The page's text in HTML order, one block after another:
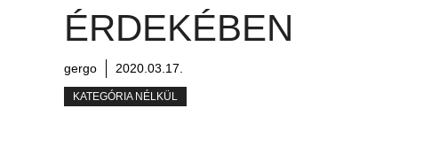
ÉRDEKÉBEN
gergo 2020.03.17.
KATEGÓRIA NÉLKÜL